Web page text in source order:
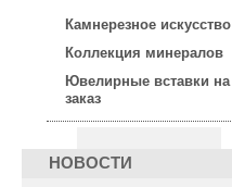
Камнерезное искусство
Коллекция минералов
Ювелирные вставки на
заказ
НОВОСТИ